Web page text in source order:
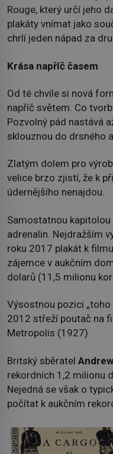
Rouge, který určí jeho
plakáty vnímat jako
chrlí jeden nápad za
Krása napříč časem
Od té chvíle si nová
napříč světem. Co
Pozvolný pád nastává
sklouznou do drsného
Zlatým dolem pro
velice brzo zjistí, že k
údernějšího nenajdou.
Samostatnou
adrenalin. Nejdražším
roku 2017 plakát k
zájemce v aukčním
dolarů (11,5 milionu
Výsostnou pozici „toho
2012 střeží poutač na
Metropolis (1927).
Britský sběratel
rekordních 1,2 milionu
Nejedná se však o
počítat k aukčním